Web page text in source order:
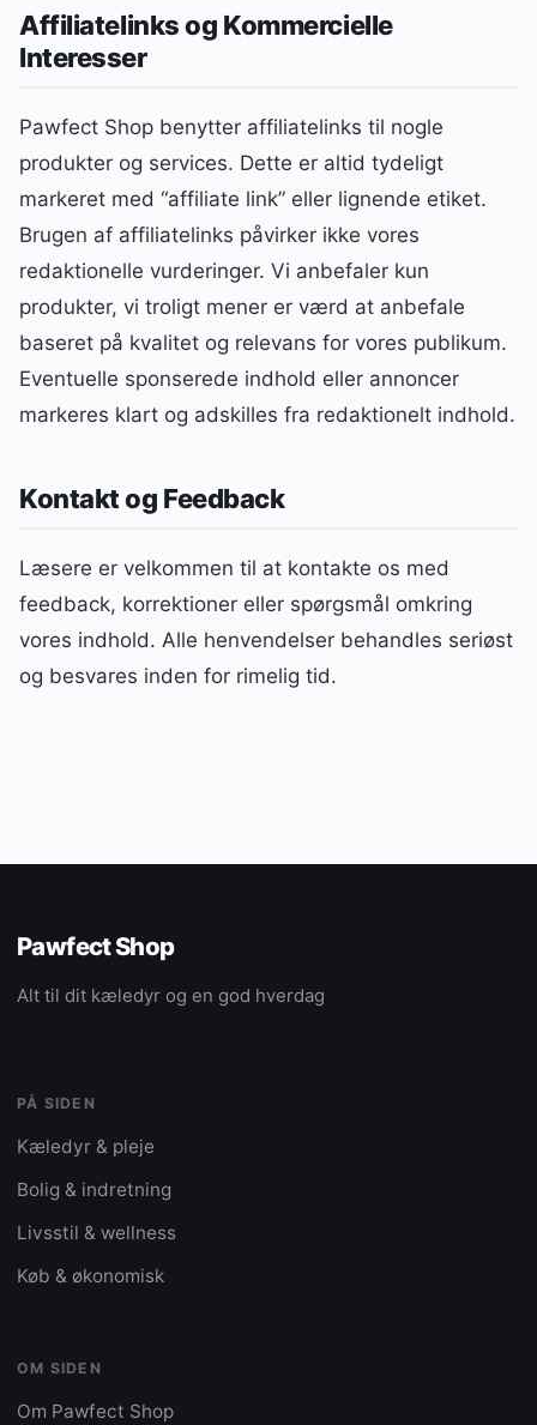
Affiliatelinks og Kommercielle
Interesser
Pawfect Shop benytter affiliatelinks til nogle
produkter og services. Dette er altid tydeligt
markeret med “affiliate link” eller lignende etiket.
Brugen af affiliatelinks påvirker ikke vores
redaktionelle vurderinger. Vi anbefaler kun
produkter, vi troligt mener er værd at anbefale
baseret på kvalitet og relevans for vores publikum.
Eventuelle sponserede indhold eller annoncer
markeres klart og adskilles fra redaktionelt indhold.
Kontakt og Feedback
Læsere er velkommen til at kontakte os med
feedback, korrektioner eller spørgsmål omkring
vores indhold. Alle henvendelser behandles seriøst
og besvares inden for rimelig tid.
Pawfect Shop
Alt til dit kæledyr og en god hverdag
PÅ SIDEN
Kæledyr & pleje
Bolig & indretning
Livsstil & wellness
Køb & økonomisk
OM SIDEN
Om Pawfect Shop